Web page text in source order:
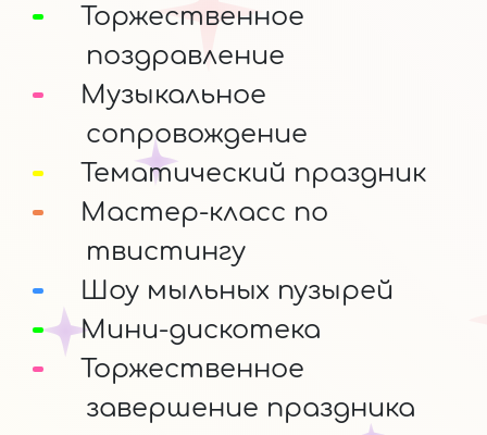
Торжественное
поздравление
Музыкальное
сопровождение
Тематический праздник
Мастер-класс по
твистингу
Шоу мыльных пузырей
Мини-дискотека
Торжественное
завершение праздника